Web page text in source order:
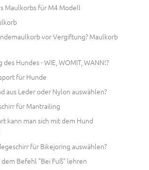
Maulkorbs für M4 Modell
vor Vergiftung? Maulkorb
Hundes - WIE, WOMIT, WANN!?
für Hunde
aus Leder oder Nylon auswählen?
für Mantrailing
kann man sich mit dem Hund
für Bikejoring auswählen?
Befehl "Bei Fuß" lehren